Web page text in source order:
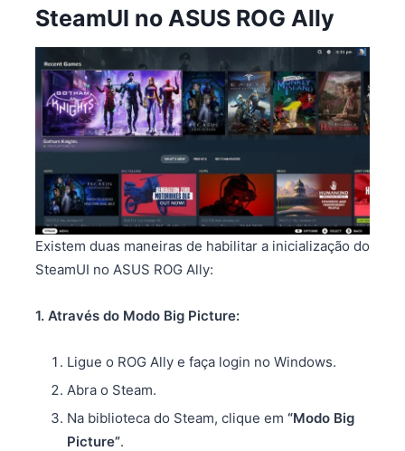
SteamUI no ASUS ROG Ally
Existem duas maneiras de habilitar a inicialização do
SteamUI no ASUS ROG Ally:
1. Através do Modo Big Picture:
Ligue o ROG Ally e faça login no Windows.
Abra o Steam.
Na biblioteca do Steam, clique em “Modo Big
Picture”.